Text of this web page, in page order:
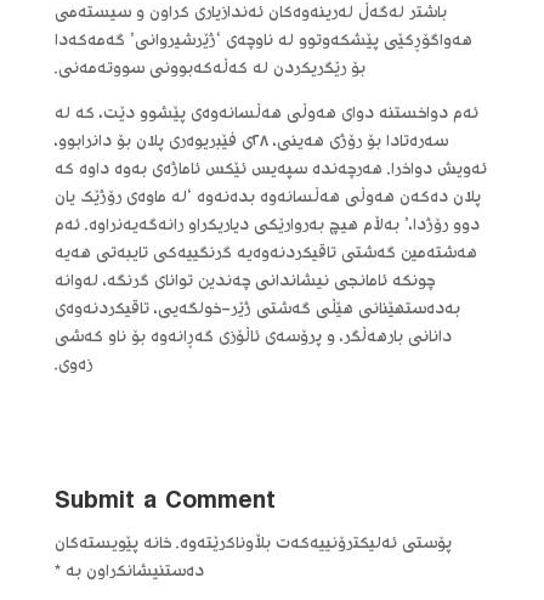
باشتر لەگەڵ لەرینەوەکان ئەندازیاری کراون و سیستەمی
هەواگۆڕکێی پێشکەوتوو لە ناوچەی ‘ژێرشیروانی’ گەمەکەدا
بۆ رێگریکردن لە کەڵەکەبوونی سووتەمەنی.
ئەم دواخستنە دوای هەوڵی هەڵسانەوەی پێشوو دێت، کە لە
سەرەتادا بۆ رۆژی هەینی، ٢٨ی فێبریوەری پلان بۆ دانرابوو،
ئەویش دواخرا. هەرچەندە سپەیس ئێکس ئاماژەی بەوە داوە کە
پلان دەکەن هەوڵی هەڵسانەوە بدەنەوە ‘لە ماوەی رۆژێک یان
دوو رۆژدا،’ بەڵام هیچ بەروارێکی دیاریکراو رانەگەیەنراوە. ئەم
هەشتەمین گەشتی تاقیکردنەوەیە گرنگییەکی تایبەتی هەیە
چونکە ئامانجی نیشاندانی چەندین توانای گرنگە، لەوانە
بەدەستهێنانی هێڵی گەشتی ژێر-خولگەیی، تاقیکردنەوەی
دانانی بارهەڵگر، و پرۆسەی ئاڵۆزی گەڕانەوە بۆ ناو کەشی
زەوی.
Submit a Comment
پۆستی ئەلیکترۆنییەکەت بڵاوناکرێتەوە. خانە پێویستەکان
دەستنیشانکراون بە*